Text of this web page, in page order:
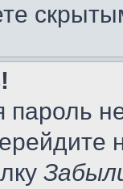
пароль